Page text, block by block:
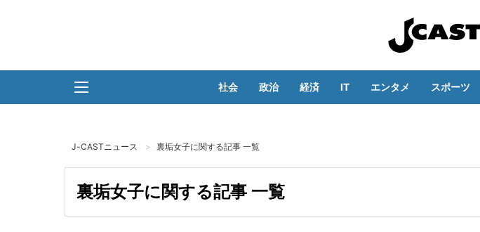
社会 政治 経済 IT エンタメ スポーツ
J-CASTニュース 裏垢女子に関する記事 一覧
裏垢女子に関する記事 一覧